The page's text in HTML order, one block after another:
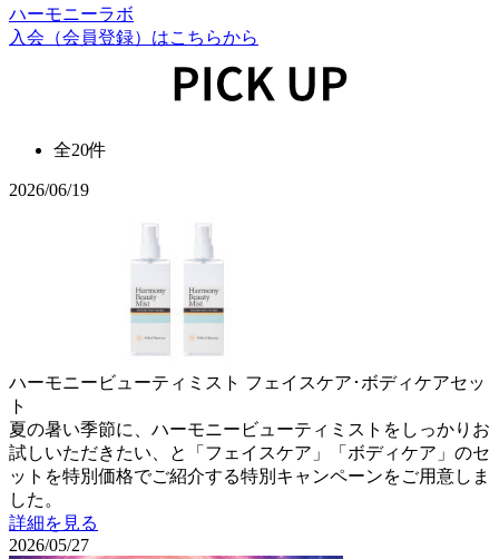
ハーモニーラボ
入会（会員登録）はこちらから
全20件
2026/06/19
ハーモニービューティミスト フェイスケア･ボディケアセッ
ト
夏の暑い季節に、ハーモニービューティミストをしっかりお
試しいただきたい、と「フェイスケア」「ボディケア」のセ
ットを特別価格でご紹介する特別キャンペーンをご用意しま
した。
詳細を見る
2026/05/27